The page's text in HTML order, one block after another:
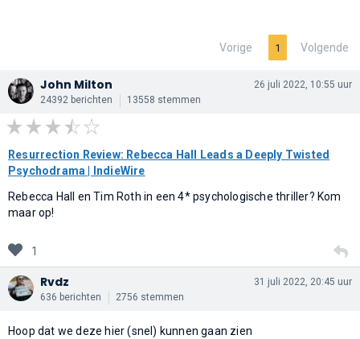
Vorige 1 Volgende
John Milton
24392 berichten 13558 stemmen
26 juli 2022, 10:55 uur
Resurrection Review: Rebecca Hall Leads a Deeply Twisted
Psychodrama | IndieWire
Rebecca Hall en Tim Roth in een 4* psychologische thriller? Kom
maar op!
1
Rvdz
636 berichten 2756 stemmen
31 juli 2022, 20:45 uur
Hoop dat we deze hier (snel) kunnen gaan zien